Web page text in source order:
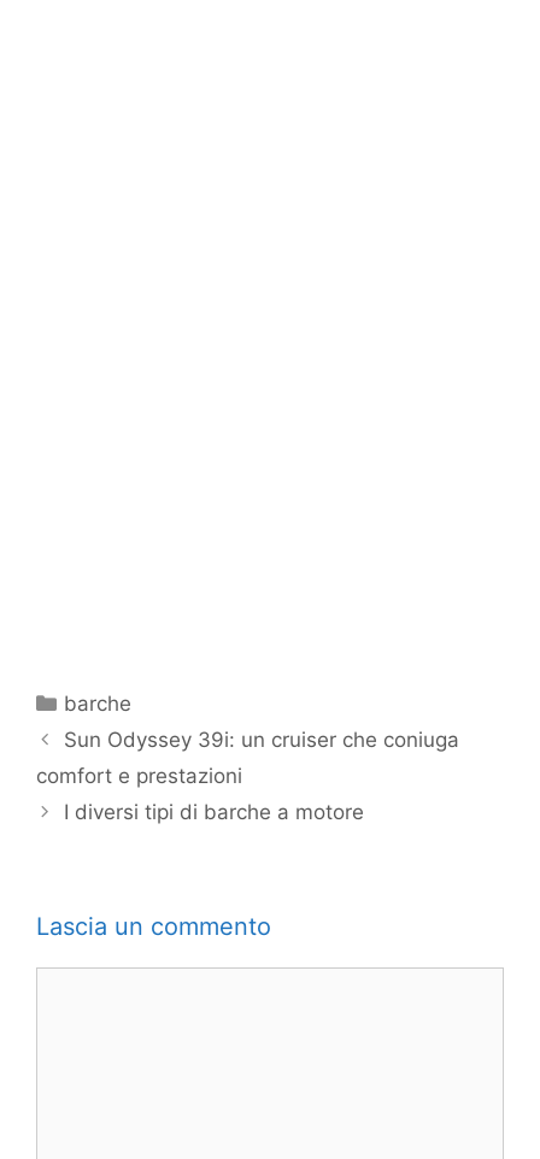
Categorie
barche
Sun Odyssey 39i: un cruiser che coniuga
comfort e prestazioni
I diversi tipi di barche a motore
Lascia un commento